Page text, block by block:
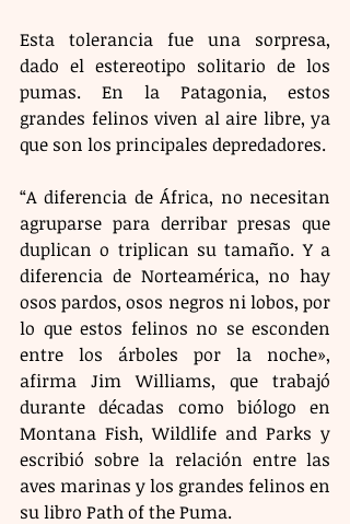
Esta tolerancia fue una sorpresa,
dado el estereotipo solitario de los
pumas. En la Patagonia, estos
grandes felinos viven al aire libre, ya
que son los principales depredadores.
“A diferencia de África, no necesitan
agruparse para derribar presas que
duplican o triplican su tamaño. Y a
diferencia de Norteamérica, no hay
osos pardos, osos negros ni lobos, por
lo que estos felinos no se esconden
entre los árboles por la noche»,
afirma Jim Williams, que trabajó
durante décadas como biólogo en
Montana Fish, Wildlife and Parks y
escribió sobre la relación entre las
aves marinas y los grandes felinos en
su libro Path of the Puma.